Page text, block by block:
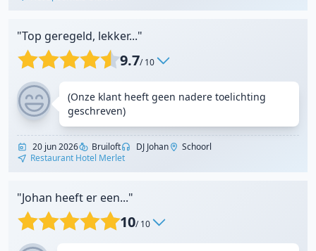
"Top geregeld, lekker..."
9.7/ 10
(Onze klant heeft geen nadere toelichting
geschreven)
20 jun 2026 Bruiloft DJ Johan
Schoorl
Restaurant Hotel Merlet
"Johan heeft er een..."
10/ 10